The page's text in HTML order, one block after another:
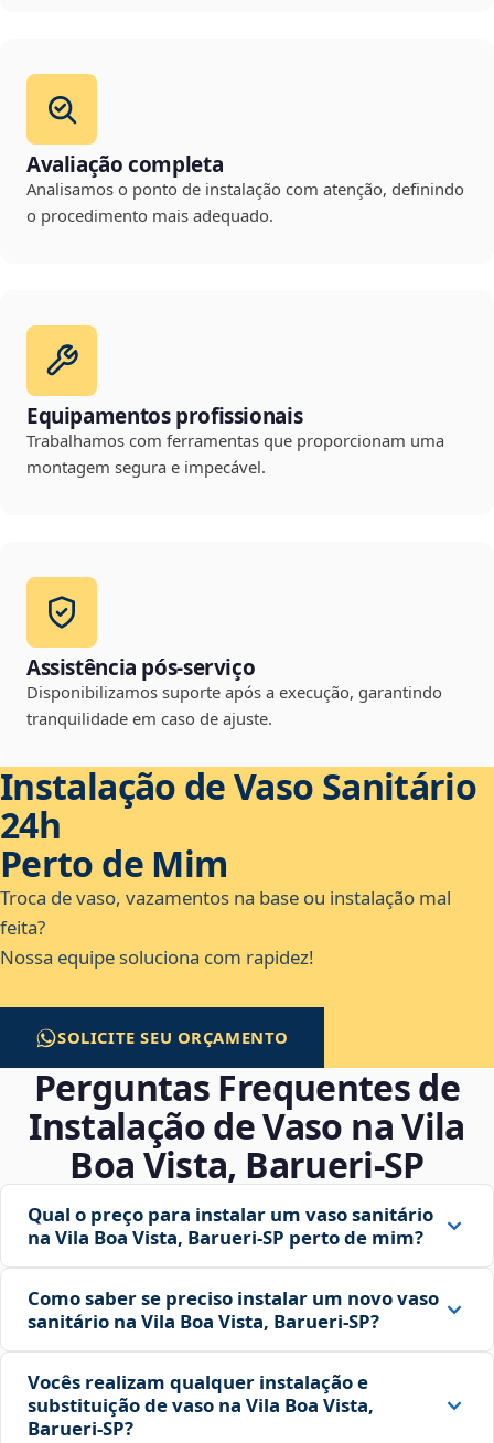
Avaliação completa
Analisamos o ponto de instalação com atenção, definindo
o procedimento mais adequado.
Equipamentos profissionais
Trabalhamos com ferramentas que proporcionam uma
montagem segura e impecável.
Assistência pós-serviço
Disponibilizamos suporte após a execução, garantindo
tranquilidade em caso de ajuste.
Instalação de Vaso Sanitário
24h
Perto de Mim
Troca de vaso, vazamentos na base ou instalação mal
feita?
Nossa equipe soluciona com rapidez!
SOLICITE SEU ORÇAMENTO
Perguntas Frequentes de
Instalação de Vaso na Vila
Boa Vista, Barueri‑SP
Qual o preço para instalar um vaso sanitário
na Vila Boa Vista, Barueri‑SP perto de mim?
Como saber se preciso instalar um novo vaso
sanitário na Vila Boa Vista, Barueri‑SP?
Vocês realizam qualquer instalação e
substituição de vaso na Vila Boa Vista,
Barueri‑SP?